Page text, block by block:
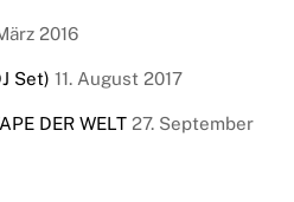
2016
Set) 11. August 2017
DER WELT 27. September